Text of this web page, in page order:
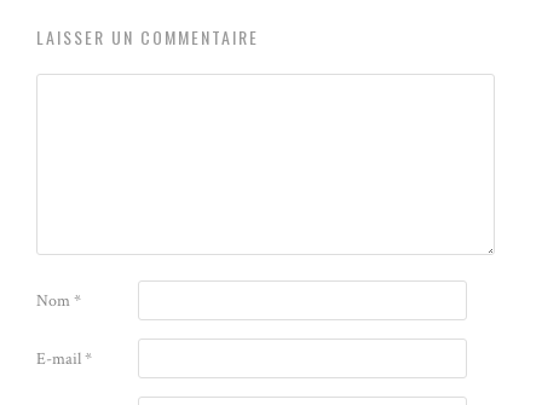
LAISSER UN COMMENTAIRE
Nom*
E-mail*